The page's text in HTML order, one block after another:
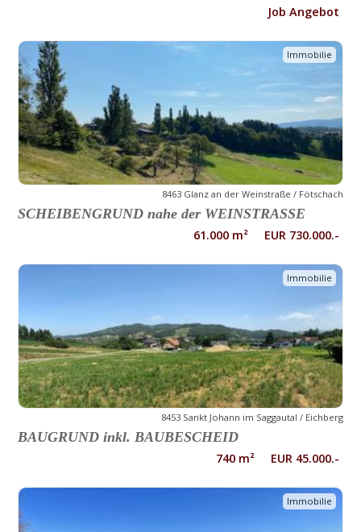
Job Angebot
Immobilie
8463 Glanz an der Weinstraße / Fötschach
SCHEIBENGRUND nahe der WEINSTRASSE
61.000 m² EUR 730.000.-
Immobilie
8453 Sankt Johann im Saggautal / Eichberg
BAUGRUND inkl. BAUBESCHEID
740 m² EUR 45.000.-
Immobilie